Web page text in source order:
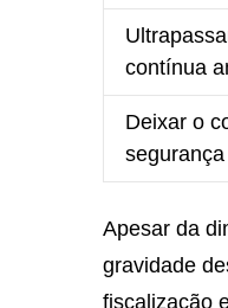
contínua
Deixar o
segurança
Apesar da
gravidade
fiscalização